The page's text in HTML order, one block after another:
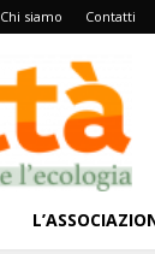
Chi siamo Contatti